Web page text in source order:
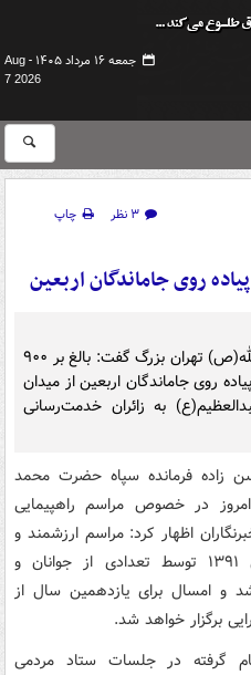
جمعه ۱۶ مرداد ۱۴۰۵ -
Aug
7 2026
۳ نظر
چاپ
فرمانده سپاه حضرت محمد رسول الله(ص) تهران بزرگ گفت: بالغ بر ۹۰۰
روی جاماندگان اربعین از میدان
به زائران خدمت‌رسانی
زاده فرمانده سپاه حضرت محمد
در خصوص مراسم راهپیمایی
اظهار کرد: مراسم ارزشمند و
معنوی جاماندگان اربعین در سال ۱۳۹۱ توسط تعدادی از جوانان و
و امسال برای یازدهمین سال از
برگزار خواهد شد.
گرفته در جلسات ستاد مردمی